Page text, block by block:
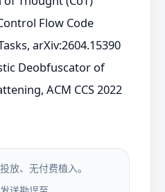
Flow Code
arXiv:2604.15390
Deobfuscator of
ACM CCS 2022
放、无付费植入。